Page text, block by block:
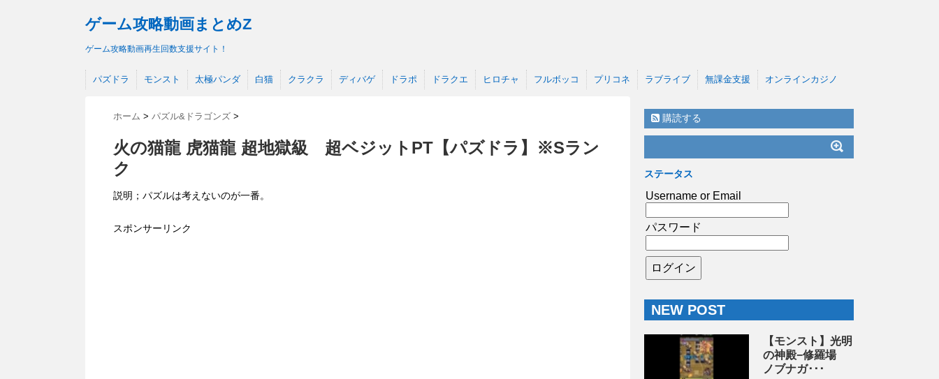
ゲーム攻略動画まとめZ
ゲーム攻略動画再生回数支援サイト！
パズドラ モンスト 太極パンダ 白猫 クラクラ ディバゲ ドラポ ドラクエ ヒロチャ フルボッコ プリコネ ラブライブ 無課金支援 オンラインカジノ
ホーム > パズル&ドラゴンズ >
火の猫龍 虎猫龍 超地獄級 超ベジットPT【パズドラ】※Sラン
ク
説明；パズルは考えないのが一番。
スポンサーリンク
購読する
ステータス
Username or Email
パスワード
NEW POST
【モンスト】光明
の神殿−修羅場
ノブナガ･･･